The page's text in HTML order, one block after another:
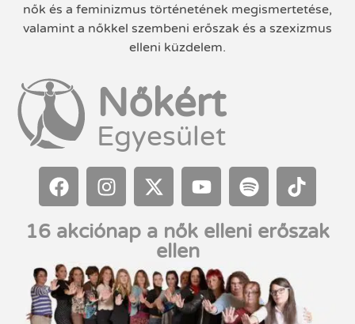
nők és a feminizmus történetének megismertetése,
valamint a nőkkel szembeni erőszak és a szexizmus
elleni küzdelem.
Nőkért
Egyesület
16 akciónap a nők elleni erőszak
ellen